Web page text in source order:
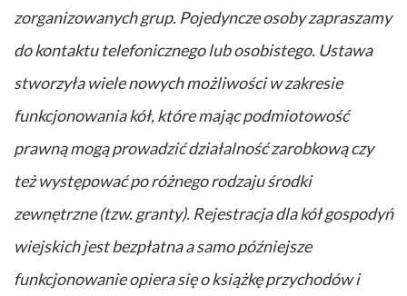
zorganizowanych grup. Pojedyncze osoby zapraszamy
do kontaktu telefonicznego lub osobistego. Ustawa
stworzyła wiele nowych możliwości w zakresie
funkcjonowania kół, które mając podmiotowość
prawną mogą prowadzić działalność zarobkową czy
też występować po różnego rodzaju środki
zewnętrzne (tzw. granty). Rejestracja dla kół gospodyń
wiejskich jest bezpłatna a samo późniejsze
funkcjonowanie opiera się o książkę przychodów i